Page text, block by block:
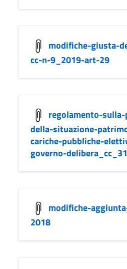
modifiche-giusta-
cc-n-9_2019-art-29
regolamento-
della-situazione-
cariche-pubbliche-
governo-
modifiche-
2018